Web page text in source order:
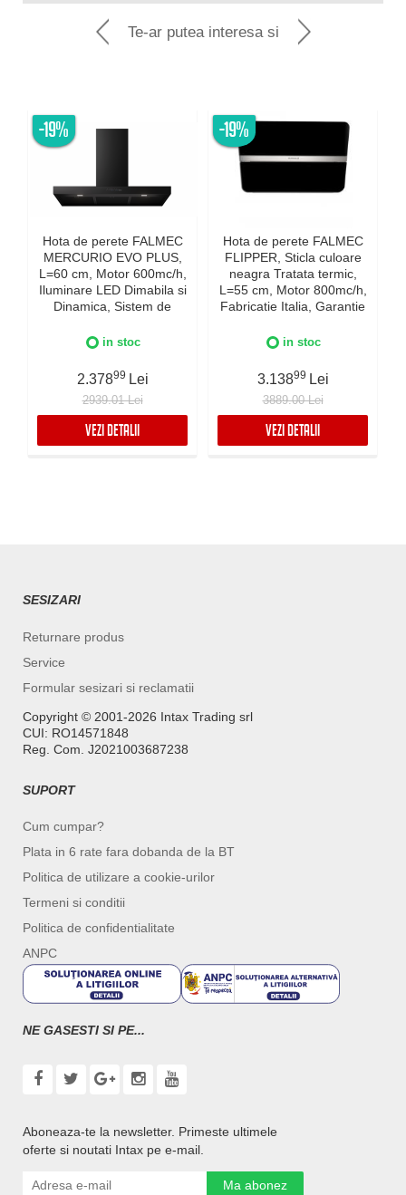
Te-ar putea interesa si
-19%
Hota de perete FALMEC
MERCURIO EVO PLUS,
L=60 cm, Motor 600mc/h,
Iluminare LED Dimabila si
Dinamica, Sistem de
plita si hota Falmec,
5 ani, Neagra
in stoc
2.37899 Lei
2939.01 Lei
VEZI DETALII
-19%
Hota de perete FALMEC
FLIPPER, Sticla culoare
neagra Tratata termic,
L=55 cm, Motor 800mc/h,
Fabricatie Italia, Garantie
si Dimabila, Inox AISI 304
in stoc
3.13899 Lei
3889.00 Lei
VEZI DETALII
SESIZARI
Returnare produs
Service
Formular sesizari si reclamatii
Copyright ©️ 2001-2026 Intax Trading srl
CUI: RO14571848
Reg. Com. J2021003687238
SUPORT
Cum cumpar?
Plata in 6 rate fara dobanda de la BT
Politica de utilizare a cookie-urilor
Termeni si conditii
Politica de confidentialitate
ANPC
NE GASESTI SI PE...
Aboneaza-te la newsletter. Primeste ultimele
oferte si noutati Intax pe e-mail.
Ma abonez